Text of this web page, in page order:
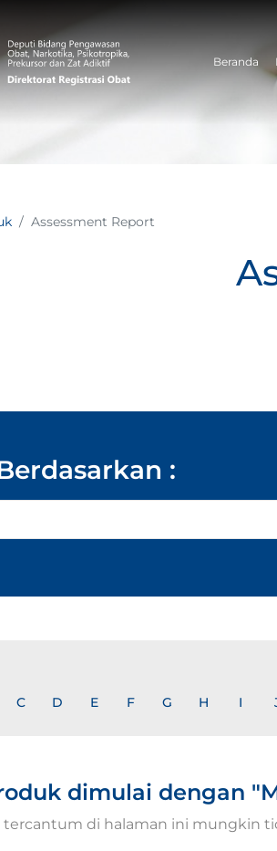
Beranda
Assessment Report
:
C D E F G H I
dimulai dengan
tercantum di halaman ini mungkin